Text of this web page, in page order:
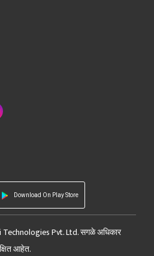
Download On Play Store
Pvt. Ltd. सगळे अधिकार
आहेत.